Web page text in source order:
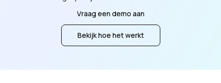
Vraag een demo aan
Bekijk hoe het werkt